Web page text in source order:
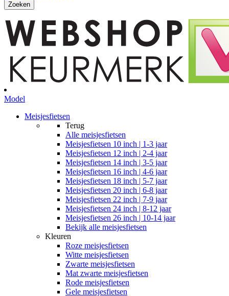
Zoeken
Model
Meisjesfietsen
Terug
Alle meisjesfietsen
Meisjesfietsen 10 inch | 1-3 jaar
Meisjesfietsen 12 inch | 2-4 jaar
Meisjesfietsen 14 inch | 3-5 jaar
Meisjesfietsen 16 inch | 4-6 jaar
Meisjesfietsen 18 inch | 5-7 jaar
Meisjesfietsen 20 inch | 6-8 jaar
Meisjesfietsen 22 inch | 7-9 jaar
Meisjesfietsen 24 inch | 8-12 jaar
Meisjesfietsen 26 inch | 10-14 jaar
Bekijk alle meisjesfietsen
Kleuren
Roze meisjesfietsen
Witte meisjesfietsen
Zwarte meisjesfietsen
Mat zwarte meisjesfietsen
Rode meisjesfietsen
Gele meisjesfietsen